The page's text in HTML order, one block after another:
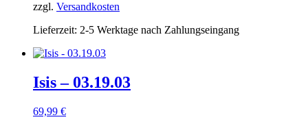
zzgl. Versandkosten
Lieferzeit: 2-5 Werktage nach Zahlungseingang
Isis – 03.19.03
69,99 €